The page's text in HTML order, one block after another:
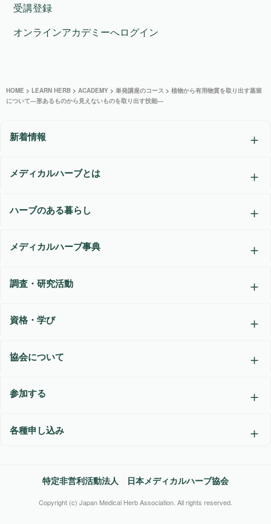
受講登録
オンラインアカデミーへログイン
HOME > LEARN HERB > ACADEMY > 単発講座のコース > 植物から有用物質を取り出す蒸留
について―形あるものから見えないものを取り出す技能―
新着情報
メディカルハーブとは
ハーブのある暮らし
メディカルハーブ事典
調査・研究活動
資格・学び
協会について
参加する
各種申し込み
特定非営利活動法人 日本メディカルハーブ協会
Copyright (c) Japan Medical Herb Association. All rights reserved.